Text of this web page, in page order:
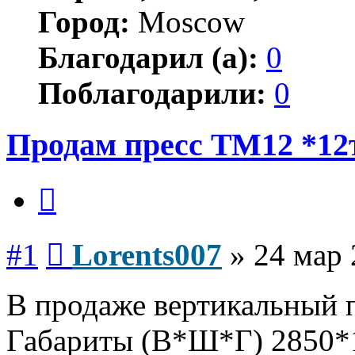
Город: Moscow
Благодарил (а): 0
Поблагодарили: 0
Продам пресс ТМ12
#1 Lorents007 » 24 мар
В продаже вертикальный
Габариты (В*Ш*Г)